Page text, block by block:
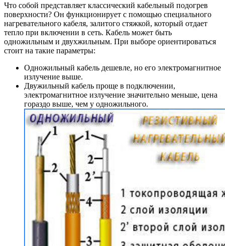
Что собой представляет классический кабельный подогрев
поверхности? Он функционирует с помощью специального
нагревательного кабеля, залитого стяжкой, который отдает
тепло при включении в сеть. Кабель может быть
одножильным и двухжильным. При выборе ориентироваться
стоит на такие параметры:
Одножильный кабель дешевле, но его электромагнитное
излучение выше.
Двужильный кабель проще в подключении,
электромагнитное излучение значительно меньше, цена
гораздо выше, чем у одножильного.